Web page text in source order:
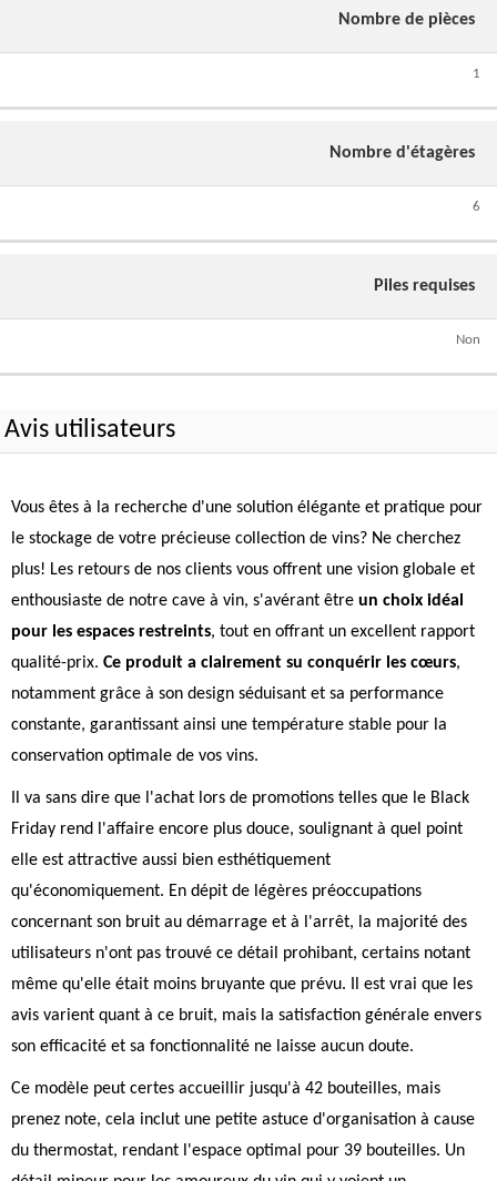
Nombre de pièces
1
Nombre d'étagères
6
Piles requises
Non
Avis utilisateurs
Vous êtes à la recherche d'une solution élégante et pratique pour
le stockage de votre précieuse collection de vins? Ne cherchez
plus! Les retours de nos clients vous offrent une vision globale et
enthousiaste de notre cave à vin, s'avérant être un choix idéal
pour les espaces restreints, tout en offrant un excellent rapport
qualité-prix. Ce produit a clairement su conquérir les cœurs,
notamment grâce à son design séduisant et sa performance
constante, garantissant ainsi une température stable pour la
conservation optimale de vos vins.
Il va sans dire que l'achat lors de promotions telles que le Black
Friday rend l'affaire encore plus douce, soulignant à quel point
elle est attractive aussi bien esthétiquement
qu'économiquement. En dépit de légères préoccupations
concernant son bruit au démarrage et à l'arrêt, la majorité des
utilisateurs n'ont pas trouvé ce détail prohibant, certains notant
même qu'elle était moins bruyante que prévu. Il est vrai que les
avis varient quant à ce bruit, mais la satisfaction générale envers
son efficacité et sa fonctionnalité ne laisse aucun doute.
Ce modèle peut certes accueillir jusqu'à 42 bouteilles, mais
prenez note, cela inclut une petite astuce d'organisation à cause
du thermostat, rendant l'espace optimal pour 39 bouteilles. Un